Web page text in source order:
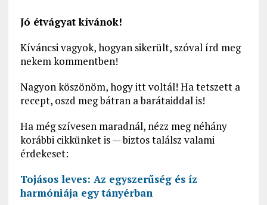
Jó étvágyat kívánok!
Kíváncsi vagyok, hogyan sikerült, szóval írd meg
nekem kommentben!
Nagyon köszönöm, hogy itt voltál! Ha tetszett a
recept, oszd meg bátran a barátaiddal is!
Ha még szívesen maradnál, nézz meg néhány
korábbi cikkünket is — biztos találsz valami
érdekeset:
Tojásos leves: Az egyszerűség és íz
harmóniája egy tányérban